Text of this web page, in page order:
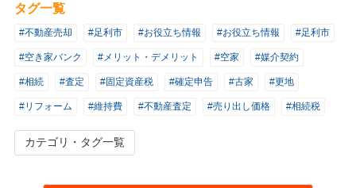
タグ一覧
#不動産売却 #足利市 #お役立ち情報 #お役立ち情報 #足利市
#空き家バンク #メリット・デメリット #空家 #媒介契約
#相続 #査定 #固定資産税 #確定申告 #古家 #更地
#リフォーム #維持費 #不動産査定 #売り出し価格 #相続税
カテゴリ・タグ一覧